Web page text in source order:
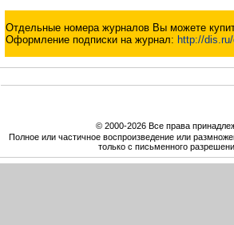
Отдельные номера журналов Вы можете
Оформление подписки на журнал: http://
© 2000-2026 Все права
Полное или частичное воспроизведение или
только с письменного